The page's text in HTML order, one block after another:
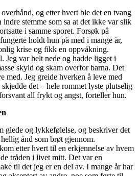
og etter hvert ble det en tvang
indre stemme som sa at det ikke var slik
i samme sporet. Forsøk på
holdt hun på med i mange år,
krise og fikk en oppvåkning.
Jeg var helt nede og hadde ligget i
skyld og skam overfor barna. Det
med. Jeg greide hverken å leve med
det – hele rommet lyste plutselig
all frykt og angst, forteller hun.
glede og lykkefølelse, og beskriver det
ånd som brøt gjennom.
etter hvert til en erkjennelse av hvem
tråden i livet mitt. Det var en
til det jeg er en del av. I mange år har